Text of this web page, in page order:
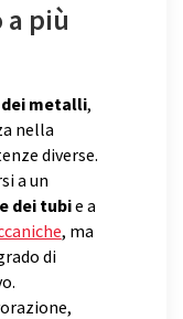
a più
metalli,
nella
diverse.
a un
dei tubie a
, ma
di